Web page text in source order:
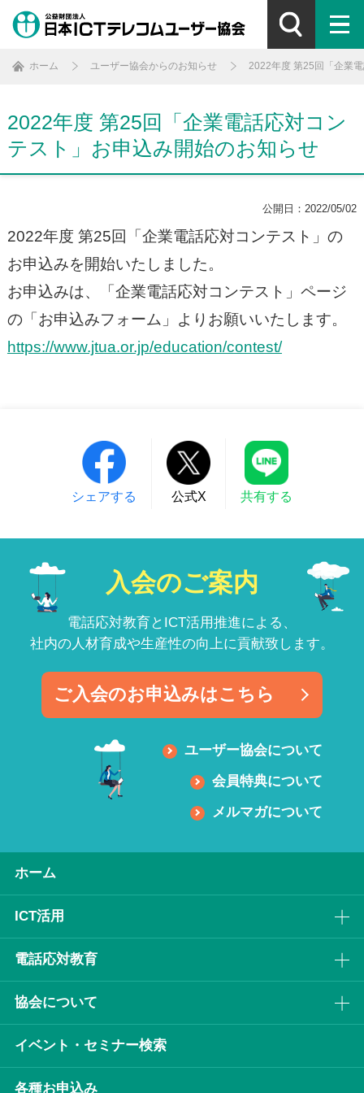
ホーム ユーザー協会からのお知らせ 2022年度 第25回「企業
2022年度 第25回「企業電話応対コン
テスト」お申込み開始のお知らせ
公開日：2022/05/02
2022年度 第25回「企業電話応対コンテスト」の
お申込みを開始いたしました。
お申込みは、「企業電話応対コンテスト」ページ
の「お申込みフォーム」よりお願いいたします。
https://www.jtua.or.jp/education/contest/
シェアする 公式X 共有する
入会のご案内
電話応対教育とICT活用推進による、
社内の人材育成や生産性の向上に貢献致します。
ご入会のお申込みはこちら
ユーザー協会について
会員特典について
メルマガについて
ホーム
ICT活⽤
電話応対教育
協会について
イベント・セミナー検索
各種お申込み